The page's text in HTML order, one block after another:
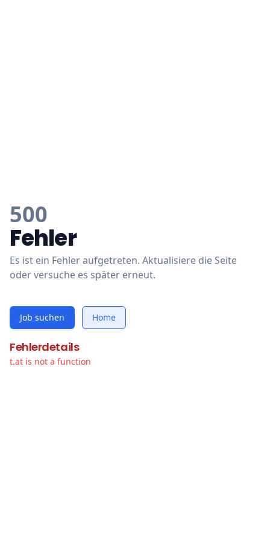
500
Fehler
Es ist ein Fehler aufgetreten. Aktualisiere die Seite
oder versuche es später erneut.
Job suchen Home
Fehlerdetails
t.at is not a function